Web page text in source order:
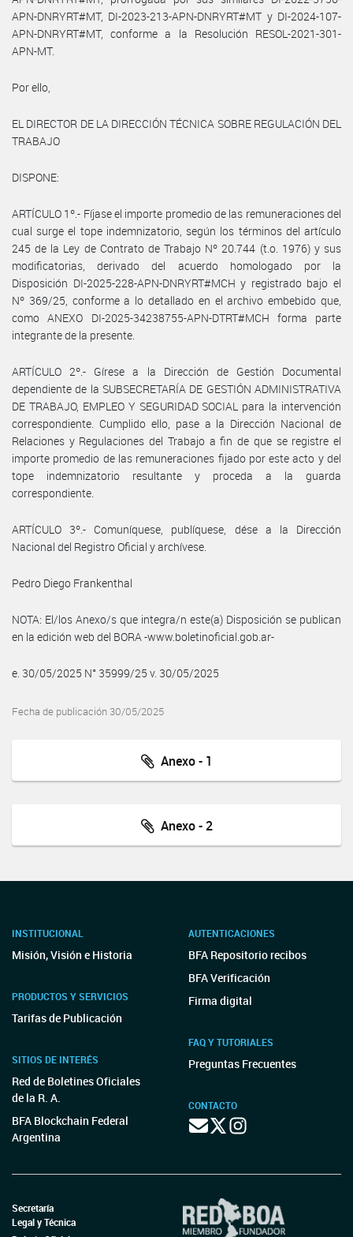
APN-DNRYRT#MT, DI-2023-213-APN-DNRYRT#MT y DI-2024-107-
APN-DNRYRT#MT, conforme a la Resolución RESOL-2021-301-
APN-MT.
Por ello,
EL DIRECTOR DE LA DIRECCIÓN TÉCNICA SOBRE REGULACIÓN DEL
TRABAJO
DISPONE:
ARTÍCULO 1º.- Fíjase el importe promedio de las remuneraciones del
cual surge el tope indemnizatorio, según los términos del artículo
245 de la Ley de Contrato de Trabajo Nº 20.744 (t.o. 1976) y sus
modificatorias, derivado del acuerdo homologado por la
Disposición DI-2025-228-APN-DNRYRT#MCH y registrado bajo el
Nº 369/25, conforme a lo detallado en el archivo embebido que,
como ANEXO DI-2025-34238755-APN-DTRT#MCH forma parte
integrante de la presente.
ARTÍCULO 2º.- Gírese a la Dirección de Gestión Documental
dependiente de la SUBSECRETARÍA DE GESTIÓN ADMINISTRATIVA
DE TRABAJO, EMPLEO Y SEGURIDAD SOCIAL para la intervención
correspondiente. Cumplido ello, pase a la Dirección Nacional de
Relaciones y Regulaciones del Trabajo a fin de que se registre el
importe promedio de las remuneraciones fijado por este acto y del
tope indemnizatorio resultante y proceda a la guarda
correspondiente.
ARTÍCULO 3º.- Comuníquese, publíquese, dése a la Dirección
Nacional del Registro Oficial y archívese.
Pedro Diego Frankenthal
NOTA: El/los Anexo/s que integra/n este(a) Disposición se publican
en la edición web del BORA -www.boletinoficial.gob.ar-
e. 30/05/2025 N° 35999/25 v. 30/05/2025
Fecha de publicación 30/05/2025
Anexo - 1
Anexo - 2
INSTITUCIONAL
Misión, Visión e Historia
PRODUCTOS Y SERVICIOS
Tarifas de Publicación
SITIOS DE INTERÉS
Red de Boletines Oficiales
de la R. A.
BFA Blockchain Federal
Argentina
AUTENTICACIONES
BFA Repositorio recibos
BFA Verificación
Firma digital
FAQ Y TUTORIALES
Preguntas Frecuentes
CONTACTO
Secretaría
Legal y Técnica